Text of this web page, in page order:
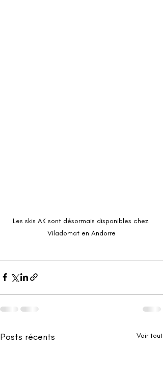
Les skis AK sont désormais disponibles chez
Viladomat en Andorre
Posts récents Voir tout